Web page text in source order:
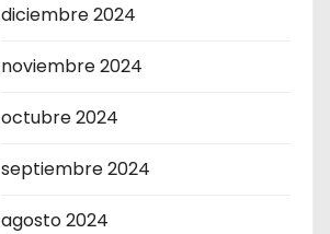
diciembre 2024
noviembre 2024
octubre 2024
septiembre 2024
agosto 2024